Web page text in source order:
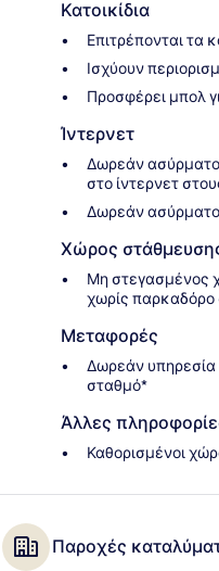
Κατοικίδια
Επιτρέπονται τα
Ισχύουν
Προσφέρει μπολ
Ίντερνετ
Δωρεάν ασύρματο
στο ίντερνετ
Δωρεάν ασύρματο
Χώρος
Μη στεγασμένος
χωρίς παρκαδόρο
Μεταφορές
Δωρεάν υπηρεσία
σταθμό*
Άλλες
Καθορισμένοι
Παροχές